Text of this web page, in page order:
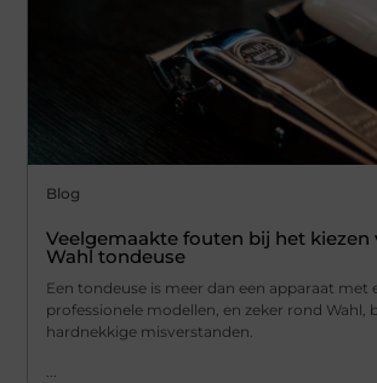
Blog
Veelgemaakte fouten bij het kiezen
Wahl tondeuse
Een tondeuse is meer dan een apparaat met
professionele modellen, en zeker rond Wahl,
hardnekkige misverstanden.